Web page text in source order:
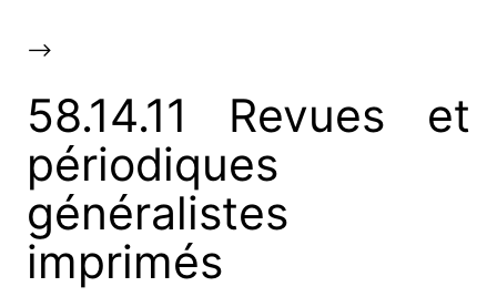
-->
58.14.11 Revues et
périodiques
généralistes
imprimés